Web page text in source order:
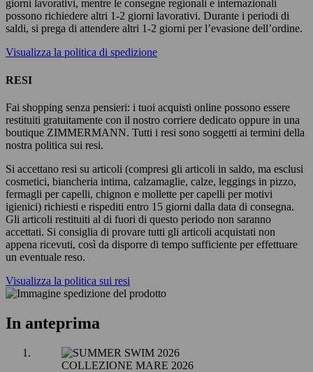
giorni lavorativi, mentre le consegne regionali e internazionali
possono richiedere altri 1-2 giorni lavorativi. Durante i periodi di
saldi, si prega di attendere altri 1-2 giorni per l’evasione dell’ordine.
Visualizza la politica di spedizione
RESI
Fai shopping senza pensieri: i tuoi acquisti online possono essere
restituiti gratuitamente con il nostro corriere dedicato oppure in una
boutique ZIMMERMANN. Tutti i resi sono soggetti ai termini della
nostra politica sui resi.
Si accettano resi su articoli (compresi gli articoli in saldo, ma esclusi
cosmetici, biancheria intima, calzamaglie, calze, leggings in pizzo,
fermagli per capelli, chignon e mollette per capelli per motivi
igienici) richiesti e rispediti entro 15 giorni dalla data di consegna.
Gli articoli restituiti al di fuori di questo periodo non saranno
accettati. Si consiglia di provare tutti gli articoli acquistati non
appena ricevuti, così da disporre di tempo sufficiente per effettuare
un eventuale reso.
Visualizza la politica sui resi
In anteprima
COLLEZIONE MARE 2026